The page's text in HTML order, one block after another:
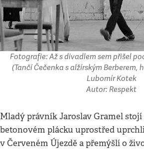
Fotografie: Až s divadlem sem přišel
(Tančí Čečenka s alžírským Berberem,
Lubomír Kotek
Autor: Respekt
Mladý právník Jaroslav Gramel stojí
betonovém plácku uprostřed
v Červeném Újezdě a přemýšlí o